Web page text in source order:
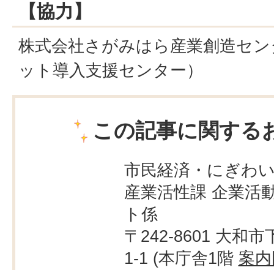
【協力】
株式会社さがみはら産業創造セ
ット導入支援センター）
この記事に関する
市民経済・にぎわ
産業活性課 企業活
ト係
〒242-8601 大和市
1-1 (本庁舎1階 案